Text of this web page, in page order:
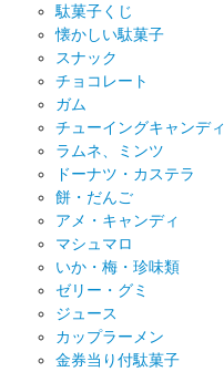
駄菓子くじ
懐かしい駄菓子
スナック
チョコレート
ガム
チューイングキャンディ
ラムネ、ミンツ
ドーナツ・カステラ
餅・だんご
アメ・キャンディ
マシュマロ
いか・梅・珍味類
ゼリー・グミ
ジュース
カップラーメン
金券当り付駄菓子